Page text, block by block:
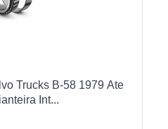
Trucks B-58 1979 Ate
Int...